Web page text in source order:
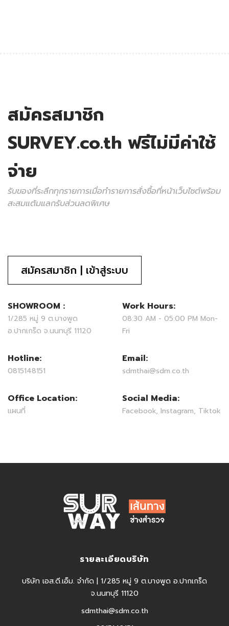
สมัครสมาชิก
SURVEY.co.th ฟรีไม่มีค่าใช้
จ่าย
รับของที่ระลึกทุกรายการเมื่อทำรายการสั่งซื้อที่หน้าเว็บไซต์พร้อม
สะสมแต้มแลกรับส่วนลดพิเศษ
สมัครสมาชิก | เข้าสู่ระบบ
SHOWROOM :
1/285 หมู่ 9 ต.บางพูด
อ.ปากเกร็ด จ.นนทบุรี 11120
Hotline:
0815148151
Office Location:
แผนที่
Work Hours:
08:30 AM - 05:00 PM Mon-
Fri
Email:
sdmthai@sdm.co.th
Social Media:
Facebook, Instagram, Tiktok
รายละเอียดบริษัท
บริษัท เอส.ดี.เอ็ม. จำกัด | 1/285 หมู่ 9 ต.บางพูด อ.ปากเกร็ด
จ.นนทบุรี 11120
sdmthai@sdm.co.th